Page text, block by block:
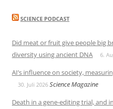
SCIENCE PODCAST
Did meat or fruit give people big
diversity using ancient DNA
6.
AI’s influence on society,
30. Juli 2026 Science Magazine
Death in a gene-editing trial, and